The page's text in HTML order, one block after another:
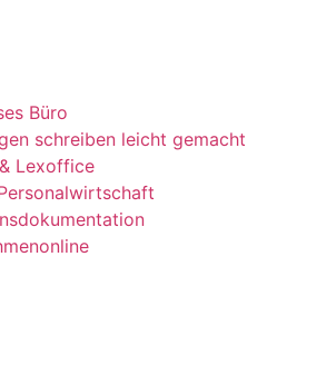
Büro
schreiben leicht gemacht
Lexoffice